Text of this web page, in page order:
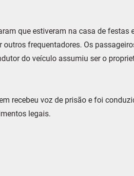
que estiveram na casa de festas
outros frequentadores. Os
do veículo assumiu ser o
recebeu voz de prisão e foi
legais.